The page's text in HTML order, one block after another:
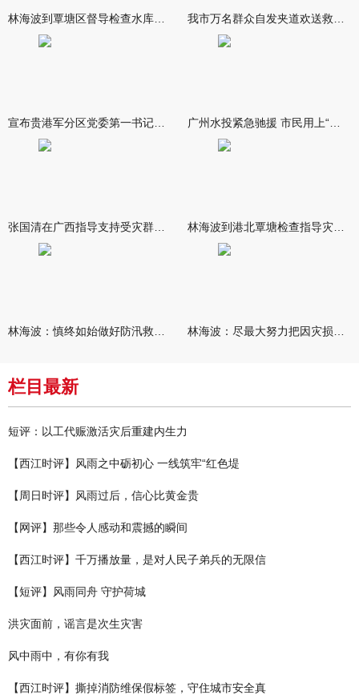
栏目最新
短评：以工代赈激活灾后重建内生力
【西江时评】风雨之中砺初心 一线筑牢“红色堤
【周日时评】风雨过后，信心比黄金贵
【网评】那些令人感动和震撼的瞬间
【西江时评】千万播放量，是对人民子弟兵的无限信
【短评】风雨同舟 守护荷城
洪灾面前，谣言是次生灾害
风中雨中，有你有我
【西江时评】撕掉消防维保假标签，守住城市安全真